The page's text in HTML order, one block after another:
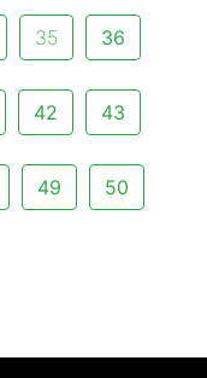
35 36
42 43
49 50